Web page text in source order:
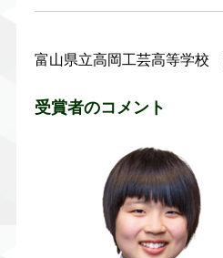
富山県立高岡工芸高等学校
受賞者のコメント